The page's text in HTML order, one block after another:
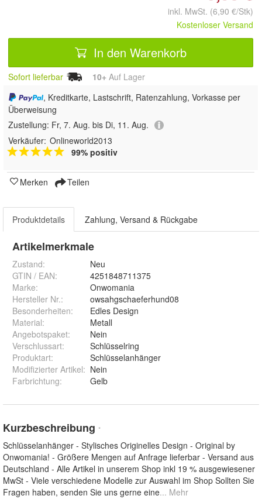
inkl. MwSt. (6,90 €/Stk)
Kostenloser Versand
In den Warenkorb
Sofort lieferbar 10+ Auf Lager
, Kreditkarte, Lastschrift, Ratenzahlung, Vorkasse per
Überweisung
Zustellung: Fr, 7. Aug. bis Di, 11. Aug.
Verkäufer: Onlineworld2013
99% positiv
Merken Teilen
Produktdetails Zahlung, Versand & Rückgabe
Artikelmerkmale
Zustand:
Neu
GTIN / EAN:
4251848711375
Marke:
Onwomania
Hersteller Nr.:
owsahgschaeferhund08
Besonderheiten:
Edles Design
Material:
Metall
Angebotspaket:
Nein
Verschlussart:
Schlüsselring
Produktart:
Schlüsselanhänger
Modifizierter Artikel: Nein
Farbrichtung: Gelb
Kurzbeschreibung *
Schlüsselanhänger - Stylisches Originelles Design - Original by
Onwomania! - Größere Mengen auf Anfrage lieferbar - Versand aus
Deutschland - Alle Artikel in unserem Shop inkl 19 % ausgewiesener
MwSt - Viele verschiedene Modelle zur Auswahl im Shop Sollten Sie
Fragen haben, senden Sie uns gerne eine... Mehr